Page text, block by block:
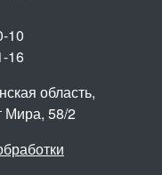
10
16
область,
Мира, 58/2